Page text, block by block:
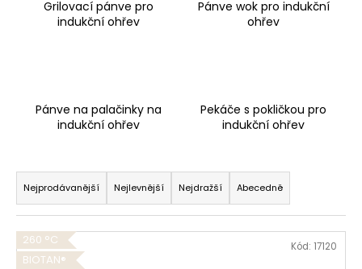
Grilovací pánve pro
indukční ohřev
Pánve wok pro indukční
ohřev
Pánve na palačinky na
indukční ohřev
Pekáče s pokličkou pro
indukční ohřev
Ř
a
z
e
n
Nejprodávanější Nejlevnější Nejdražší Abecedně
V
ý
260 °C
BIOTAN®
Kód: 17120